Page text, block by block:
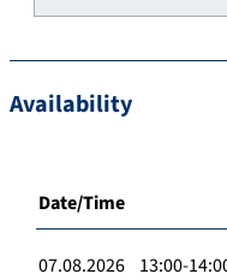
Availability
Date/Time
07.08.2026 13:00-